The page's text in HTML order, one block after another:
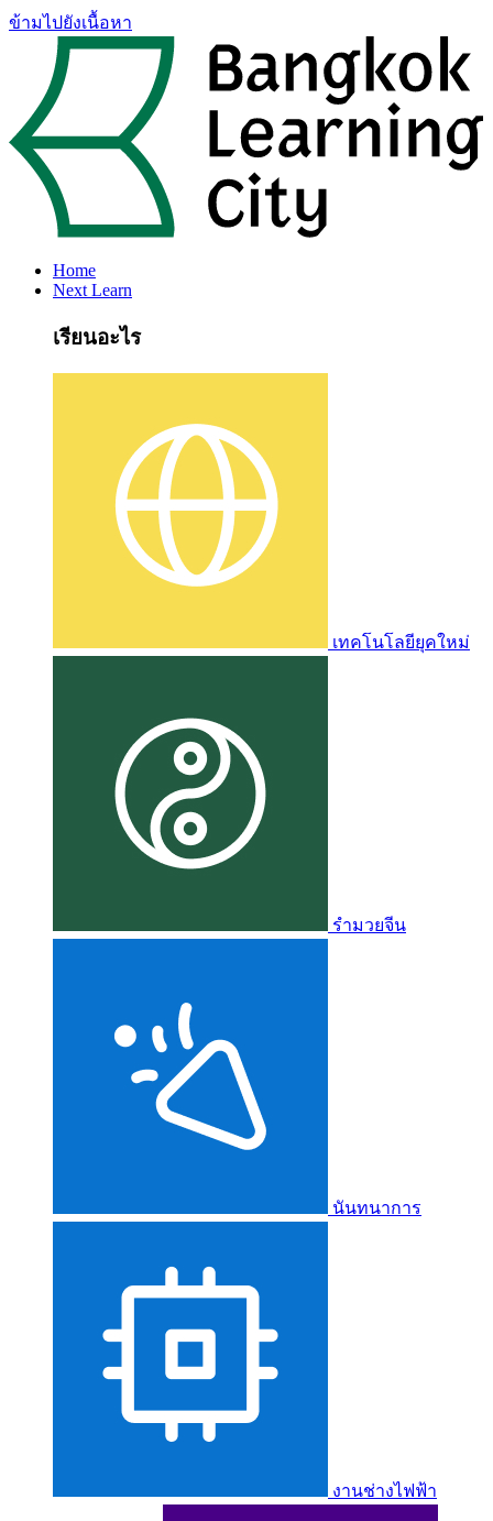
ข้ามไปยังเนื้อหา
Home
Next Learn
เรียนอะไร
เทคโนโลยียุคใหม่
รำมวยจีน
นันทนาการ
งานช่างไฟฟ้า